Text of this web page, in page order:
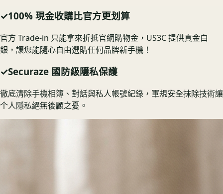
✓100% 現金收購比官方更划算
官方 Trade-in 只能拿來折抵官網購物金，US3C 提供真金白
銀，讓您能隨心自由選購任何品牌新手機！
✓Securaze 國防級隱私保護
徹底清除手機相簿、對話與私人帳號紀錄，軍規安全抹除技術讓
个人隱私絕無後顧之憂。